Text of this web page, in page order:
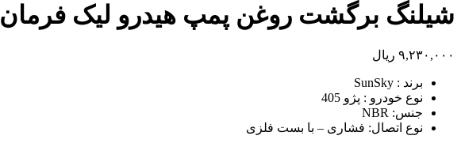
شیلنگ برگشت روغن پمپ هیدرو لیک فرمان 405 SUNSKY NBR
۹,۲۳۰,۰۰۰ ریال
برند : SunSky
نوع خودرو : پژو 405
جنس: NBR
نوع اتصال: فشاری – با بست فلزی